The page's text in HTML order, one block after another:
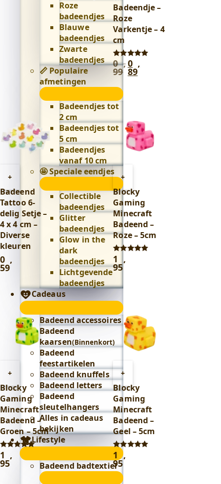
Roze
badeendjes
Blauwe
badeendjes
Zwarte
badeendjes
📏 Populaire
afmetingen
Populaire
submenu
Badeendjes tot
2 cm
Badeendjes tot
5 cm
Badeendjes
vanaf 10 cm
🤩 Speciale eendjes
Speciale
eendjes
submenu
Collectible
badeendjes
Glitter
badeendjes
Glow in the
dark
badeendjes
Lichtgevende
badeendjes
Cadeaus
submenu
Badeend accessoires
Badeend
kaarsen(Binnenkort)
Badeend
feestartikelen
Badeend knuffels
Badeend letters
Badeend
sleutelhangers
Alles in cadeaus
bekijken
Lifestyle
submenu
Badeend badtextiel
winkelwagen
Badeendje –
Roze
Varkentje – 4
cm
Gewaardeerd
5.00
uit 5
0 ,
99
Oorspronkelijke
prijs
0 ,
89
+
Toevoegen
aan
winkelwagen
Badeend
Tattoo 6-
delig Setje –
4 x 4 cm –
Diverse
kleuren
0 ,
59
+
winkelwagen
Blocky
Gaming
Minecraft
Badeend –
Roze – 5cm
Gewaardeerd
5.00
uit 5
1 ,
95
+
Toevoegen
aan
winkelwagen
Blocky
Gaming
Minecraft
Badeend –
Groen – 5cm
Gewaardeerd
5.00
uit 5
1 ,
95
+
winkelwagen
Blocky
Gaming
Minecraft
Badeend –
Geel – 5cm
Gewaardeerd
5.00
uit 5
1 ,
95